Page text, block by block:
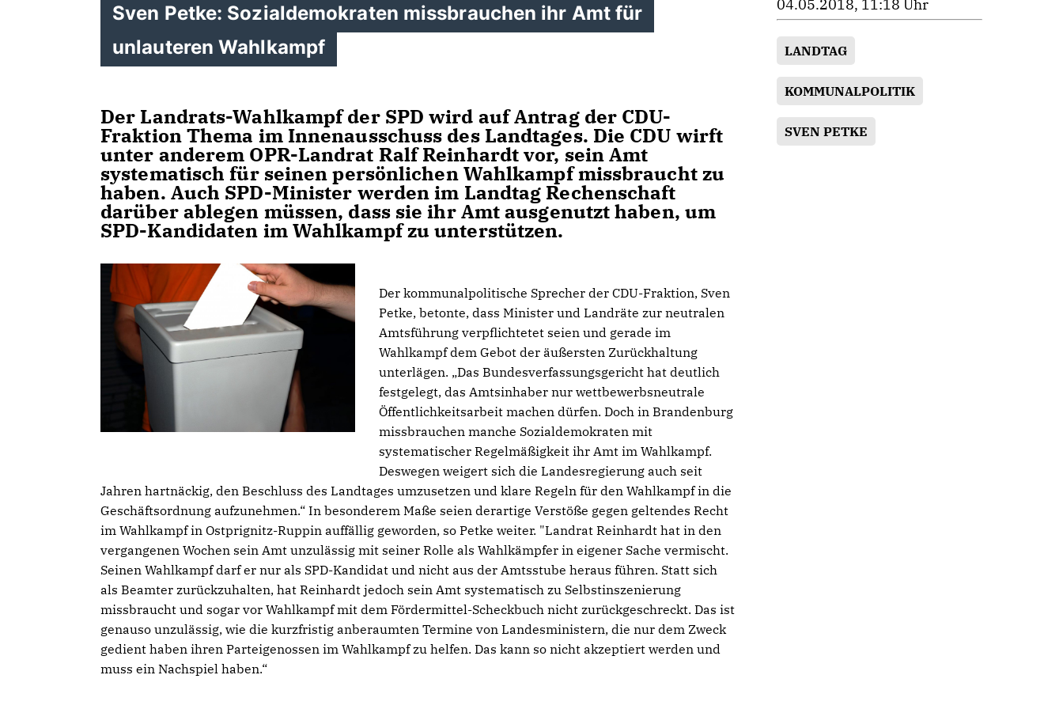
Sven Petke: Sozialdemokraten missbrauchen ihr Amt für
unlauteren Wahlkampf
Der Landrats-Wahlkampf der SPD wird auf Antrag der CDU-
Fraktion Thema im Innenausschuss des Landtages. Die CDU wirft
unter anderem OPR-Landrat Ralf Reinhardt vor, sein Amt
systematisch für seinen persönlichen Wahlkampf missbraucht zu
haben. Auch SPD-Minister werden im Landtag Rechenschaft
darüber ablegen müssen, dass sie ihr Amt ausgenutzt haben, um
SPD-Kandidaten im Wahlkampf zu unterstützen.
Der kommunalpolitische Sprecher der CDU-Fraktion, Sven
Petke, betonte, dass Minister und Landräte zur neutralen
Amtsführung verpflichtetet seien und gerade im
Wahlkampf dem Gebot der äußersten Zurückhaltung
unterlägen. „Das Bundesverfassungsgericht hat deutlich
festgelegt, das Amtsinhaber nur wettbewerbsneutrale
Öffentlichkeitsarbeit machen dürfen. Doch in Brandenburg
missbrauchen manche Sozialdemokraten mit
systematischer Regelmäßigkeit ihr Amt im Wahlkampf.
Deswegen weigert sich die Landesregierung auch seit
Jahren hartnäckig, den Beschluss des Landtages umzusetzen und klare Regeln für den Wahlkampf in die
Geschäftsordnung aufzunehmen.“ In besonderem Maße seien derartige Verstöße gegen geltendes Recht
im Wahlkampf in Ostprignitz-Ruppin auffällig geworden, so Petke weiter. "Landrat Reinhardt hat in den
vergangenen Wochen sein Amt unzulässig mit seiner Rolle als Wahlkämpfer in eigener Sache vermischt.
Seinen Wahlkampf darf er nur als SPD-Kandidat und nicht aus der Amtsstube heraus führen. Statt sich
als Beamter zurückzuhalten, hat Reinhardt jedoch sein Amt systematisch zu Selbstinszenierung
missbraucht und sogar vor Wahlkampf mit dem Fördermittel-Scheckbuch nicht zurückgeschreckt. Das ist
genauso unzulässig, wie die kurzfristig anberaumten Termine von Landesministern, die nur dem Zweck
gedient haben ihren Parteigenossen im Wahlkampf zu helfen. Das kann so nicht akzeptiert werden und
muss ein Nachspiel haben.“
04.05.2018, 11:18 Uhr
LANDTAG
KOMMUNALPOLITIK
SVEN PETKE